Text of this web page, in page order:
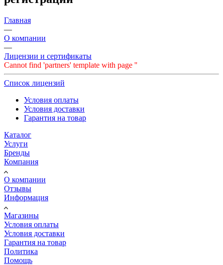
Главная
—
О компании
—
Лицензии и сертификаты
Cannot find 'partners' template with page ''
Список лицензий
Условия оплаты
Условия доставки
Гарантия на товар
Каталог
Услуги
Бренды
Компания
О компании
Отзывы
Информация
Магазины
Условия оплаты
Условия доставки
Гарантия на товар
Политика
Помощь